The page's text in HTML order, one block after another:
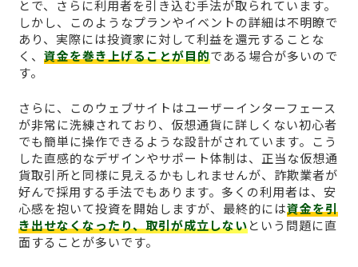
とで、さらに利用者を引き込む手法が取られています。
しかし、このようなプランやイベントの詳細は不明瞭で
あり、実際には投資家に対して利益を還元することな
く、 資金を巻き上げることが目的である場合が多いので
す。
さらに、このウェブサイトはユーザーインターフェース
が非常に洗練されており、仮想通貨に詳しくない初心者
でも簡単に操作できるような設計がされています。こう
した直感的なデザインやサポート体制は、正当な仮想通
貨取引所と同様に見えるかもしれませんが、詐欺業者が
好んで採用する手法でもあります。多くの利用者は、安
心感を抱いて投資を開始しますが、最終的には資金を引
き出せなくなったり、取引が成立しないという問題に直
面することが多いです。